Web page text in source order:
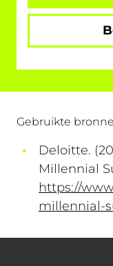
Gebruikte
Deloitte.
Millennial
https://
millennial-